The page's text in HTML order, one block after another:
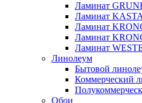
Ламинат
Ламинат
Ламинат
Ламинат
Ламинат
Линолеум
Бытовой
Коммерческий
Обои